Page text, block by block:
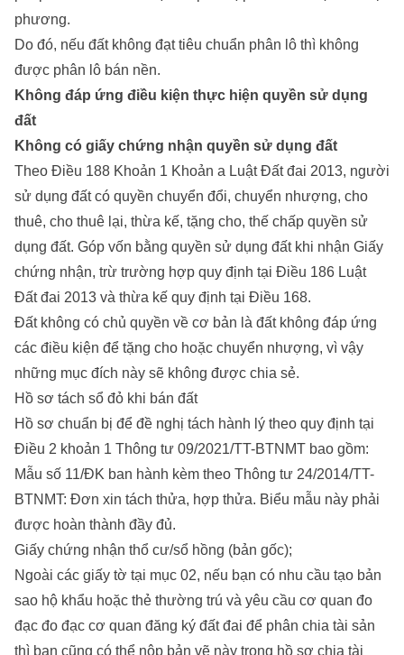
phương.
Do đó, nếu đất không đạt tiêu chuẩn phân lô thì không
được phân lô bán nền.
Không đáp ứng điều kiện thực hiện quyền sử dụng
đất
Không có giấy chứng nhận quyền sử dụng đất
Theo Điều 188 Khoản 1 Khoản a Luật Đất đai 2013, người
sử dụng đất có quyền chuyển đổi, chuyển nhượng, cho
thuê, cho thuê lại, thừa kế, tặng cho, thế chấp quyền sử
dụng đất. Góp vốn bằng quyền sử dụng đất khi nhận Giấy
chứng nhận, trừ trường hợp quy định tại Điều 186 Luật
Đất đai 2013 và thừa kế quy định tại Điều 168.
Đất không có chủ quyền về cơ bản là đất không đáp ứng
các điều kiện để tặng cho hoặc chuyển nhượng, vì vậy
những mục đích này sẽ không được chia sẻ.
Hồ sơ tách sổ đỏ khi bán đất
Hồ sơ chuẩn bị để đề nghị tách hành lý theo quy định tại
Điều 2 khoản 1 Thông tư 09/2021/TT-BTNMT bao gồm:
Mẫu số 11/ĐK ban hành kèm theo Thông tư 24/2014/TT-
BTNMT: Đơn xin tách thửa, hợp thửa. Biểu mẫu này phải
được hoàn thành đầy đủ.
Giấy chứng nhận thổ cư/sổ hồng (bản gốc);
Ngoài các giấy tờ tại mục 02, nếu bạn có nhu cầu tạo bản
sao hộ khẩu hoặc thẻ thường trú và yêu cầu cơ quan đo
đạc đo đạc cơ quan đăng ký đất đai để phân chia tài sản
thì bạn cũng có thể nộp bản vẽ này trong hồ sơ chia tài